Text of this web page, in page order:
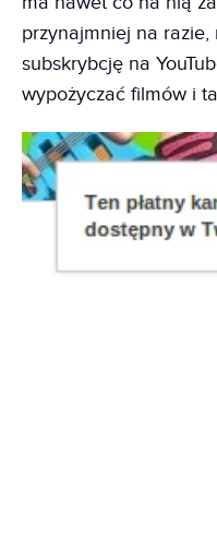
przynajmniej na razie,
subskrybcję na
wypożyczać filmów i